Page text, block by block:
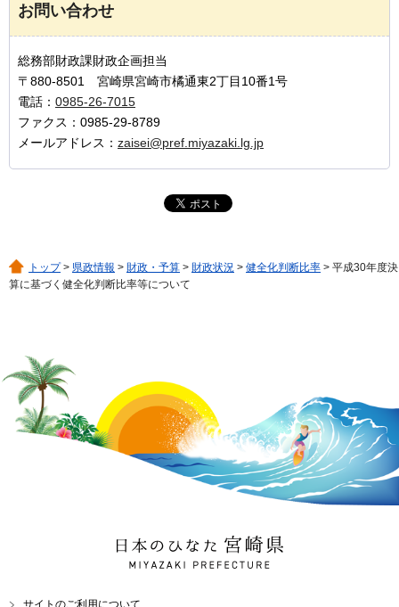
お問い合わせ
総務部財政課財政企画担当
〒880-8501 宮崎県宮崎市橘通東2丁目10番1号
電話： 0985-26-7015
ファクス：0985-29-8789
メールアドレス： zaisei@pref.miyazaki.lg.jp
トップ> 県政情報 > 財政・予算 > 財政状況 > 健全化判断比率 > 平成30年度決
算に基づく健全化判断比率等について
日本のひなた 宮崎県
MIYAZAKI PREFECTURE
サイトのご利用について